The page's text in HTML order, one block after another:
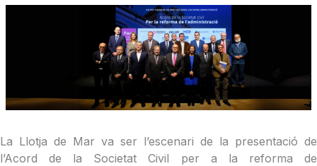
La Llotja de Mar va ser l’escenari de la presentació de
l’Acord de la Societat Civil per a la reforma de